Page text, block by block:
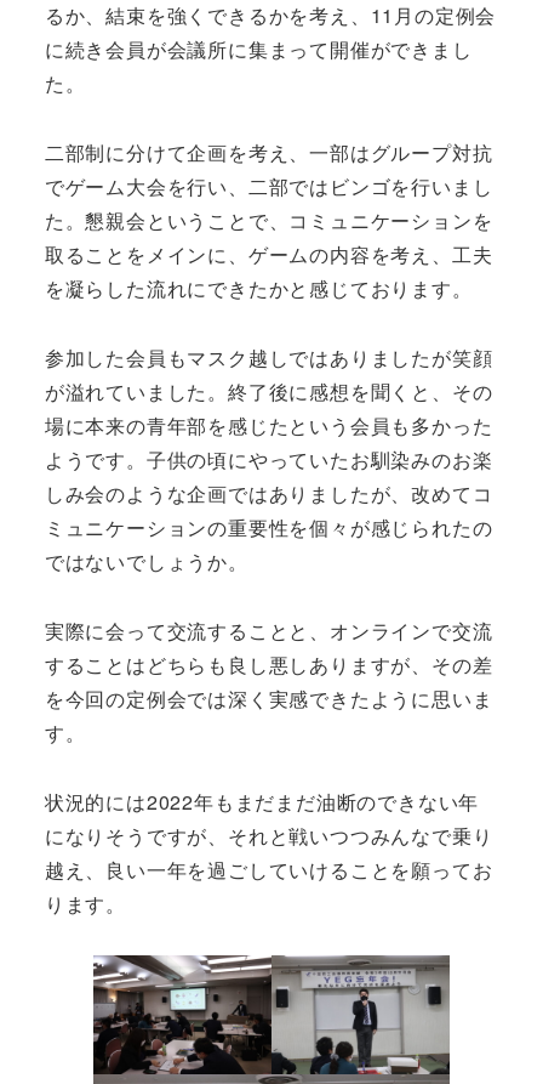
るか、結束を強くできるかを考え、11月の定例会
に続き会員が会議所に集まって開催ができまし
た。
二部制に分けて企画を考え、一部はグループ対抗
でゲーム大会を行い、二部ではビンゴを行いまし
た。懇親会ということで、コミュニケーションを
取ることをメインに、ゲームの内容を考え、工夫
を凝らした流れにできたかと感じております。
参加した会員もマスク越しではありましたが笑顔
が溢れていました。終了後に感想を聞くと、その
場に本来の青年部を感じたという会員も多かった
ようです。子供の頃にやっていたお馴染みのお楽
しみ会のような企画ではありましたが、改めてコ
ミュニケーションの重要性を個々が感じられたの
ではないでしょうか。
実際に会って交流することと、オンラインで交流
することはどちらも良し悪しありますが、その差
を今回の定例会では深く実感できたように思いま
す。
状況的には2022年もまだまだ油断のできない年
になりそうですが、それと戦いつつみんなで乗り
越え、良い一年を過ごしていけることを願ってお
ります。